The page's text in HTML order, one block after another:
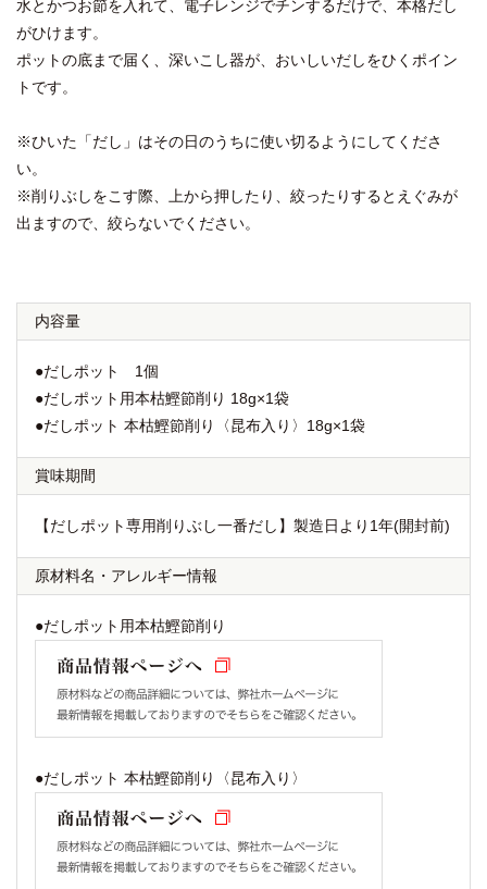
水とかつお節を入れて、電子レンジでチンするだけで、本格だし
がひけます。
ポットの底まで届く、深いこし器が、おいしいだしをひくポイン
トです。
※ひいた「だし」はその日のうちに使い切るようにしてくださ
い。
※削りぶしをこす際、上から押したり、絞ったりするとえぐみが
出ますので、絞らないでください。
内容量
●だしポット 1個
●だしポット用本枯鰹節削り 18g×1袋
●だしポット 本枯鰹節削り〈昆布入り〉18g×1袋
賞味期間
【だしポット専用削りぶし一番だし】製造日より1年(開封前)
原材料名 ・ アレルギー情報
●だしポット用本枯鰹節削り
●だしポット 本枯鰹節削り〈昆布入り〉